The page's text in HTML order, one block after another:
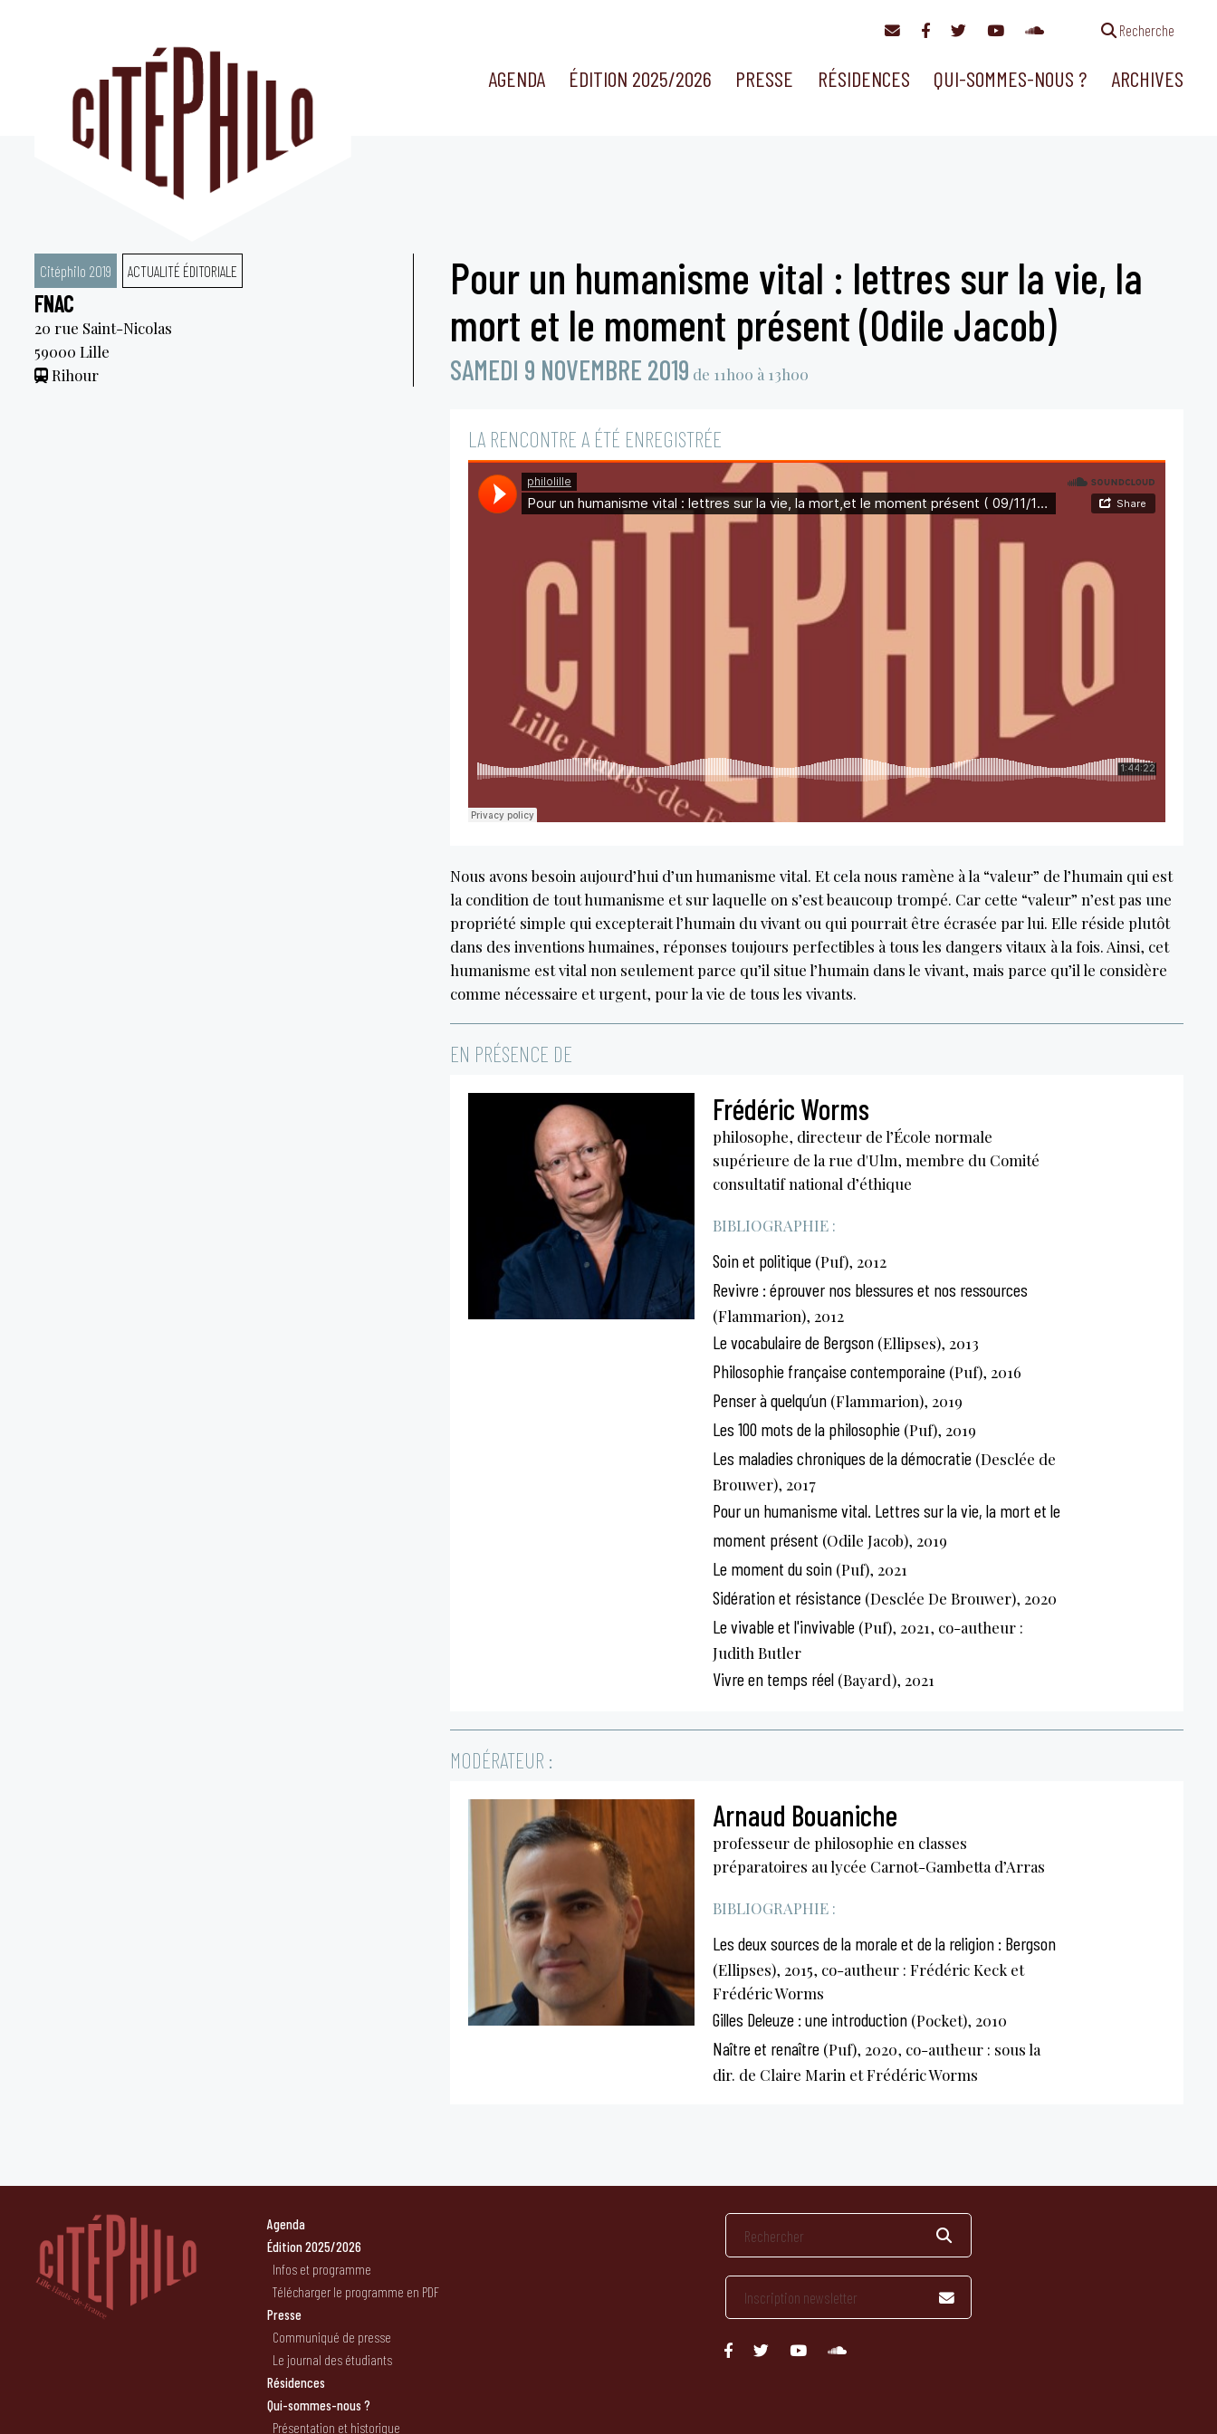
Recherche
AGENDA ÉDITION 2025/2026 PRESSE RÉSIDENCES QUI-SOMMES-NOUS ? ARCHIVES
Citéphilo 2019 ACTUALITÉ ÉDITORIALE
FNAC
20 rue Saint-Nicolas
59000 Lille
Rihour
Pour un humanisme vital : lettres sur la vie, la
mort et le moment présent (Odile Jacob)
SAMEDI 9 NOVEMBRE 2019 de 11h00 à 13h00
LA RENCONTRE A ÉTÉ ENREGISTRÉE
Nous avons besoin aujourd’hui d’un humanisme vital. Et cela nous ramène à la “valeur” de l’humain qui est
la condition de tout humanisme et sur laquelle on s’est beaucoup trompé. Car cette “valeur” n’est pas une
propriété simple qui excepterait l’humain du vivant ou qui pourrait être écrasée par lui. Elle réside plutôt
dans des inventions humaines, réponses toujours perfectibles à tous les dangers vitaux à la fois. Ainsi, cet
humanisme est vital non seulement parce qu’il situe l’humain dans le vivant, mais parce qu’il le considère
comme nécessaire et urgent, pour la vie de tous les vivants.
EN PRÉSENCE DE
Frédéric Worms
philosophe, directeur de l’École normale
supérieure de la rue d'Ulm, membre du Comité
consultatif national d’éthique
BIBLIOGRAPHIE :
Soin et politique(Puf), 2012
Revivre : éprouver nos blessures et nos ressources
(Flammarion), 2012
Le vocabulaire de Bergson(Ellipses), 2013
Philosophie française contemporaine(Puf), 2016
Penser à quelqu’un(Flammarion), 2019
Les 100 mots de la philosophie(Puf), 2019
Les maladies chroniques de la démocratie(Desclée de
Brouwer), 2017
Pour un humanisme vital. Lettres sur la vie, la mort et le
moment présent (Odile Jacob), 2019
Le moment du soin(Puf), 2021
Sidération et résistance(Desclée De Brouwer), 2020
Le vivable et l'invivable(Puf), 2021, co-autheur :
Judith Butler
Vivre en temps réel(Bayard), 2021
MODÉRATEUR :
Arnaud Bouaniche
professeur de philosophie en classes
préparatoires au lycée Carnot-Gambetta d’Arras
BIBLIOGRAPHIE :
Les deux sources de la morale et de la religion : Bergson
(Ellipses), 2015, co-autheur : Frédéric Keck et
Frédéric Worms
Gilles Deleuze : une introduction(Pocket), 2010
Naître et renaître(Puf), 2020, co-autheur : sous la
dir. de Claire Marin et Frédéric Worms
Agenda
Édition 2025/2026
Infos et programme
Télécharger le programme en PDF
Presse
Communiqué de presse
Le journal des étudiants
Résidences
Qui-sommes-nous ?
Présentation et historique